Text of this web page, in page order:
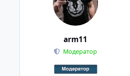
arm11
Модератор